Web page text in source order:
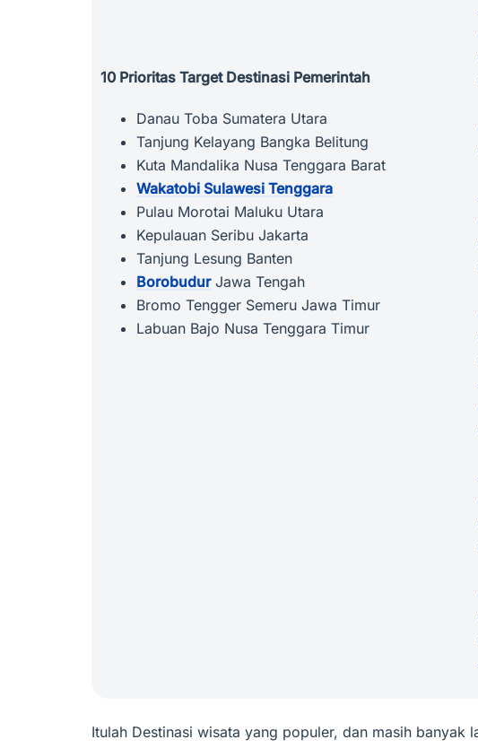
10 Prioritas Target Destinasi Pemerintah
Danau Toba Sumatera Utara
Tanjung Kelayang Bangka Belitung
Kuta Mandalika Nusa Tenggara Barat
Wakatobi Sulawesi Tenggara
Pulau Morotai Maluku Utara
Kepulauan Seribu Jakarta
Tanjung Lesung Banten
BorobudurJawa Tengah
Bromo Tengger Semeru Jawa Timur
Labuan Bajo Nusa Tenggara Timur
Itulah Destinasi wisata yang populer, dan masih banyak